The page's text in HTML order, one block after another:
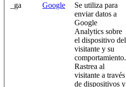
_ga Google
Se utiliza para
enviar datos a
Google
Analytics sobre
el dispositivo del
visitante y su
comportamiento.
Rastrea al
visitante a través
de dispositivos y